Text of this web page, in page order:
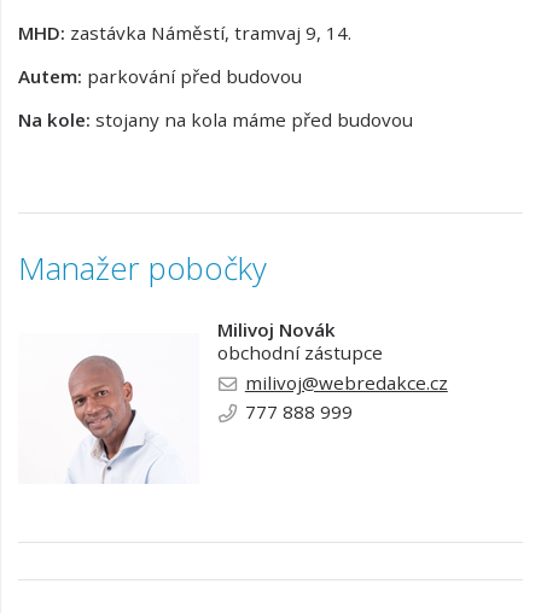
MHD: zastávka Náměstí, tramvaj 9, 14.
Autem: parkování před budovou
Na kole: stojany na kola máme před budovou
Manažer pobočky
Milivoj Novák
obchodní zástupce
milivoj@webredakce.cz
777 888 999